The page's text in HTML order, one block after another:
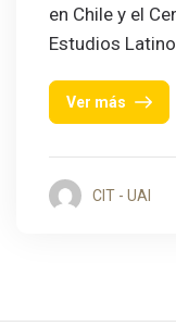
en Chile y el
Estudios
Ver más
CIT - UAI